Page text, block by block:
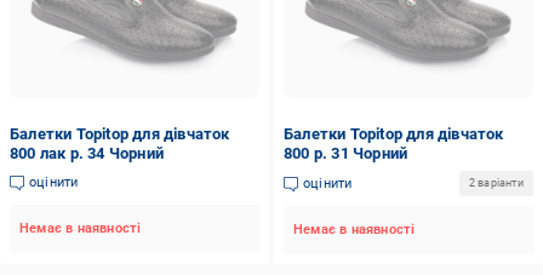
Балетки Topitop для дівчаток
800 лак р. 34 Чорний
оцінити
Немає в наявності
Балетки Topitop для дівчаток
800 р. 31 Чорний
оцінити 2 варіанти
Немає в наявності